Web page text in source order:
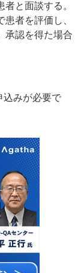
と面談する。
者を評価し、
承認を得た場合
込みが必要で